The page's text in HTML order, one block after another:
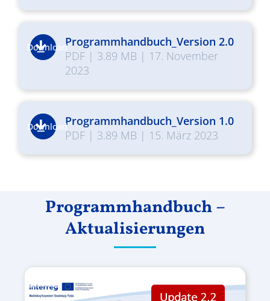
DownloadProgrammhandbuch_Version 2.0
PDF| 3.89 MB | 17. November
2023
DownloadProgrammhandbuch_Version 1.0
PDF| 3.89 MB | 15. März 2023
Programmhandbuch –
Aktualisierungen